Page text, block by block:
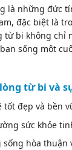
là những đức
đặc biệt là
từ bi không chỉ
sống một
từ bi và
tốt đẹp và bền
sức khỏe
hòa thuận